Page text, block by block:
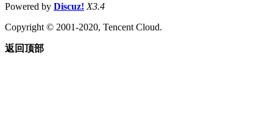
Powered by Discuz! X3.4
Copyright © 2001-2020, Tencent Cloud.
返回顶部